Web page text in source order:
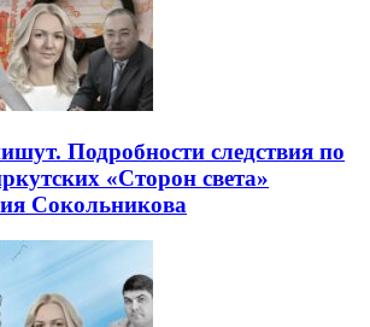
Подробности следствия по
«Сторон света»
Сокольникова